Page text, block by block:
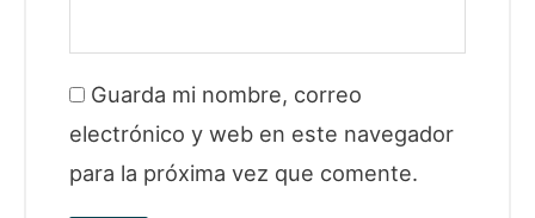
Guarda mi nombre, correo
electrónico y web en este navegador
para la próxima vez que comente.